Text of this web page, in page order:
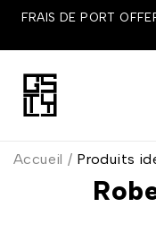
FRAIS DE PORT
Accueil / Produits